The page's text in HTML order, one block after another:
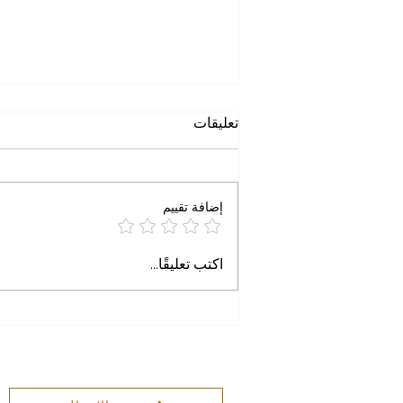
حين يتحول الاسم إلى تهمة
خاطرة الجمعة حين يتحول الاسم إلى
أصول مصرية، اسمه عبد السيد
ولاية ميشيغان. درس الطب والصحة
تعليقات
إضافة تقييم
اكتب تعليقًا...